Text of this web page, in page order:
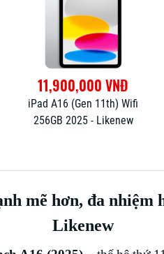
11,900,000 VNĐ
iPad A16 (Gen 11th) Wifi
256GB 2025 - Likenew
mẽ hơn, đa
Likenew